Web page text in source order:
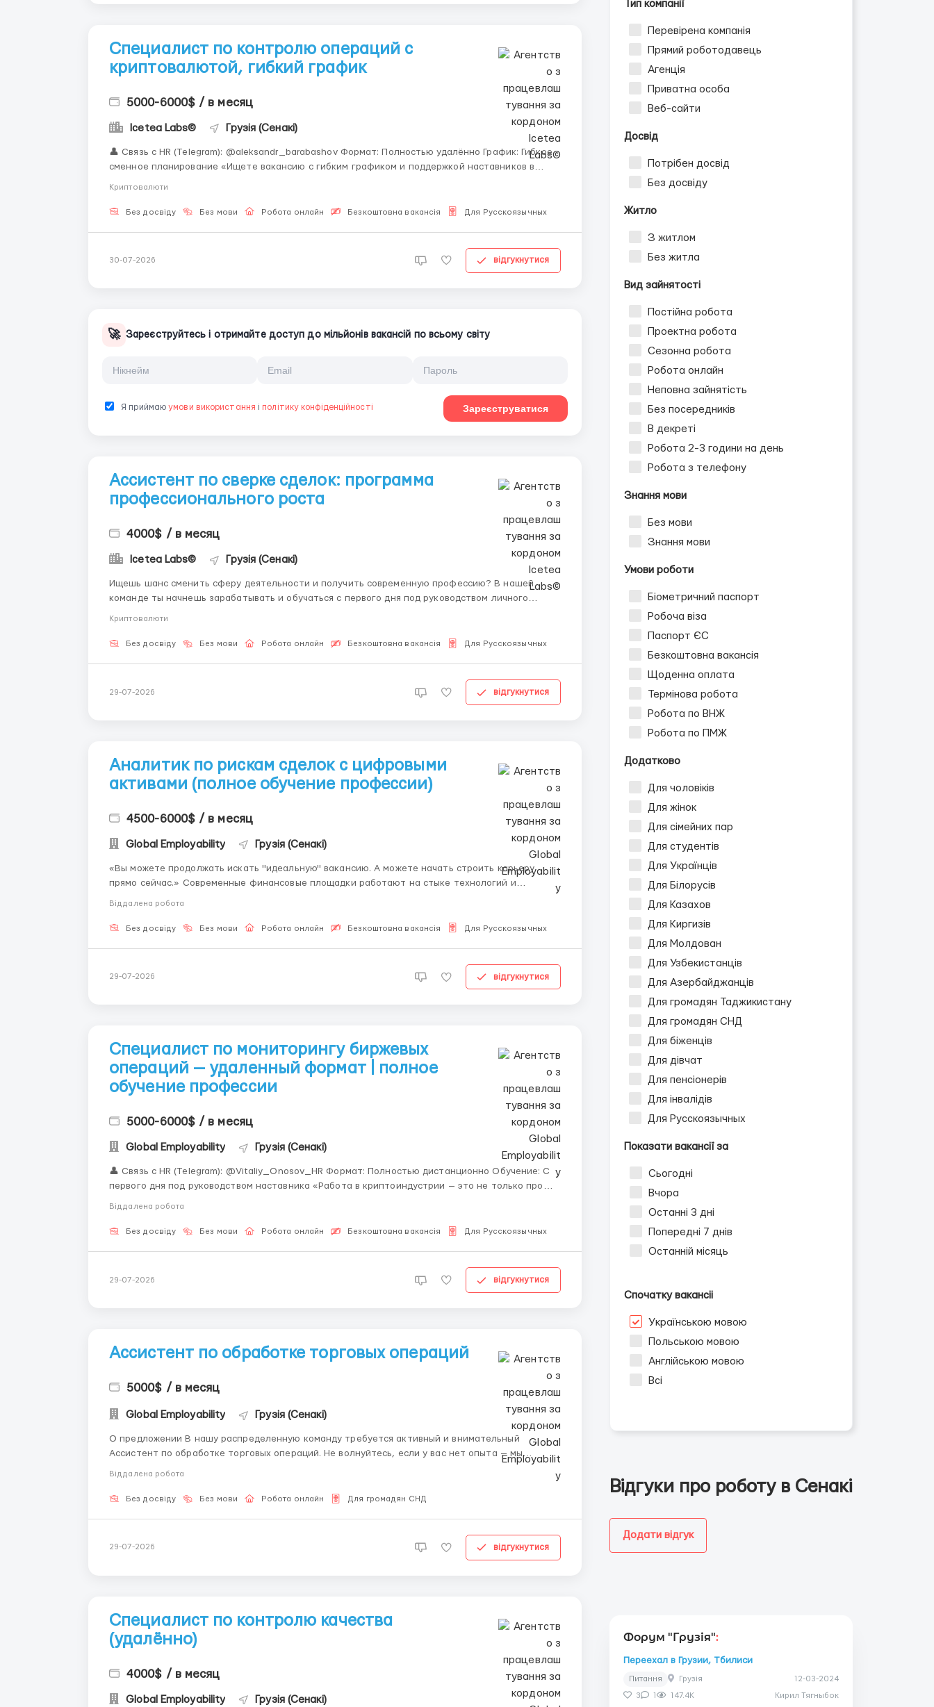
Специалист по контролю операций с
криптовалютой, гибкий график
5000-6000$ / в месяц
Icetea Labs© Грузія (Сенакі)
👤 Связь с HR (Telegram): @aleksandr_barabashov Формат: Полностью удалённо График: Гибкое
сменное планирование «Ищете вакансию с гибким графиком и поддержкой наставников в
Криптовалюти
Без досвіду Без мови Робота онлайн Безкоштовна вакансія Для Русскоязычных
30-07-2026 відгукнутися
🚀 Зареєструйтесь і отримайте доступ до мільйонів вакансій по всьому світу
Я приймаюумови використання і політику конфіденційності Зареєструватися
Ассистент по сверке сделок: программа
профессионального роста
4000$ / в месяц
Icetea Labs© Грузія (Сенакі)
Ищешь шанс сменить сферу деятельности и получить современную профессию? В нашей
команде ты начнешь зарабатывать и обучаться с первого дня под руководством личного
Криптовалюти
Без досвіду Без мови Робота онлайн Безкоштовна вакансія Для Русскоязычных
29-07-2026 відгукнутися
Аналитик по рискам сделок с цифровыми
активами (полное обучение профессии)
4500-6000$ / в месяц
Global Employability Грузія (Сенакі)
«Вы можете продолжать искать "идеальную" вакансию. А можете начать строить карьеру
прямо сейчас.» Современные финансовые площадки работают на стыке технологий и
финансов. Операционный специалист — это человек, который понимает и то, и другое. Эта
Віддалена робота
Без досвіду Без мови Робота онлайн Безкоштовна вакансія Для Русскоязычных
29-07-2026 відгукнутися
Специалист по мониторингу биржевых
операций — удаленный формат | полное
обучение профессии
5000-6000$ / в месяц
Global Employability Грузія (Сенакі)
👤 Связь с HR (Telegram): @Vitaliy_Onosov_HR Формат: Полностью дистанционно Обучение: С
первого дня под руководством наставника «Работа в криптоиндустрии — это не только про
трейдинг. Это целый мир операционных и биржевых процессов.» Когда трейдер нажимает
Віддалена робота
Без досвіду Без мови Робота онлайн Безкоштовна вакансія Для Русскоязычных
29-07-2026 відгукнутися
Ассистент по обработке торговых операций
5000$ / в месяц
Global Employability Грузія (Сенакі)
О предложении В нашу распределенную команду требуется активный и внимательный
Ассистент по обработке торговых операций. Не волнуйтесь, если у вас нет опыта — мы
обучаем с нуля и предоставляем все материалы. Задачи Перенос данных из одних систем в
Віддалена робота
Без досвіду Без мови Робота онлайн Для громадян СНД
29-07-2026 відгукнутися
Специалист по контролю качества
(удалённо)
4000$ / в месяц
Global Employability Грузія (Сенакі)
Тип компанії
Перевірена компанія
Прямий роботодавець
Агенція
Приватна особа
Веб-сайти
Досвід
Потрібен досвід
Без досвіду
Житло
З житлом
Без житла
Вид зайнятості
Постійна робота
Проектна робота
Сезонна робота
Робота онлайн
Неповна зайнятість
Без посередників
В декреті
Робота 2-3 години на день
Робота з телефону
Знання мови
Без мови
Знання мови
Умови роботи
Біометричний паспорт
Робоча віза
Паспорт ЄС
Безкоштовна вакансія
Щоденна оплата
Термінова робота
Робота по ВНЖ
Робота по ПМЖ
Додатково
Для чоловіків
Для жінок
Для сімейних пар
Для студентів
Для Українців
Для Білорусів
Для Казахов
Для Киргизів
Для Молдован
Для Узбекистанців
Для Азербайджанців
Для громадян Таджикистану
Для громадян СНД
Для біженців
Для дівчат
Для пенсіонерів
Для інвалідів
Для Русскоязычных
Показати вакансії за
Сьогодні
Вчора
Останні 3 дні
Попередні 7 днів
Останній місяць
Спочатку вакансіі
Українською мовою
Польською мовою
Англійською мовою
Всі
Відгуки про роботу в Сенакі
Додати відгук
Форум "Грузія":
Переехал в Грузии, Тбилиси
Питання Грузія 12-03-2024
3 1 147.4K Кирил Тягныбок